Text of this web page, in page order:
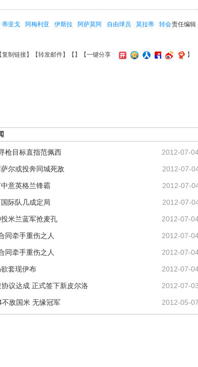
责任编辑
蒂亚戈 阿梅利亚 伊斯拉 阿萨莫阿 自由球员 莫拉蒂
转会
复制链接】【转发邮件】【 】 【一键分享 】
2012-07-
枪目标直指范佩西
2012-07-
尔或投奔同城死敌
2012-07-
意英格兰锋霸
2012-07-
际队几成定局
2012-07-
米兰蓝军抢麦孔
2012-07-
同牵手重伤之人
2012-07-
同牵手重伤之人
2012-07-
套现伊布
2012-07-
议达成 正式签下新皮尔洛
2012-05-
敌国米 无缘冠军